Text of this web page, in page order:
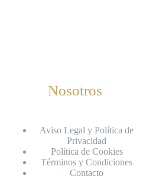
Nosotros
Aviso Legal y Política de
Privacidad
Política de Cookies
Términos y Condiciones
Contacto